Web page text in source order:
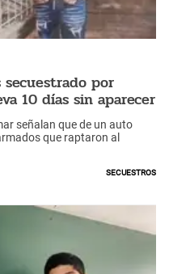
secuestrado por
10 días sin aparecer
señalan que de un auto
que raptaron al
Secuestros